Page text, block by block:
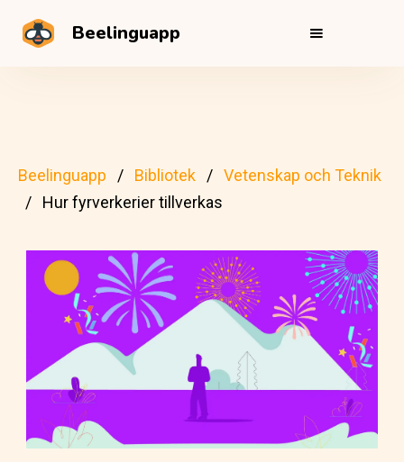
Beelinguapp
Beelinguapp Bibliotek
Vetenskap och Teknik
Hur fyrverkerier tillverkas